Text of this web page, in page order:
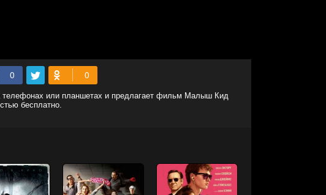
телефонах или планшетах и предлагает фильм Малыш Кид
бесплатно.